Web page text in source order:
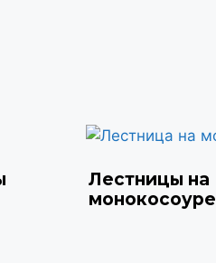
Лестницы на
монокосоуре